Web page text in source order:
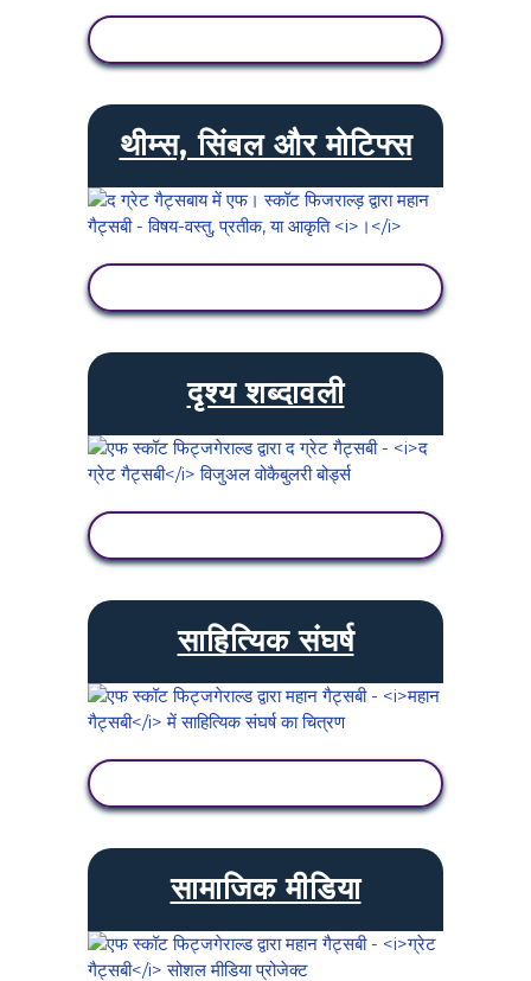
थीम्स, सिंबल और मोटिफ्स
दृश्य शब्दावली
साहित्यिक संघर्ष
सामाजिक मीडिया